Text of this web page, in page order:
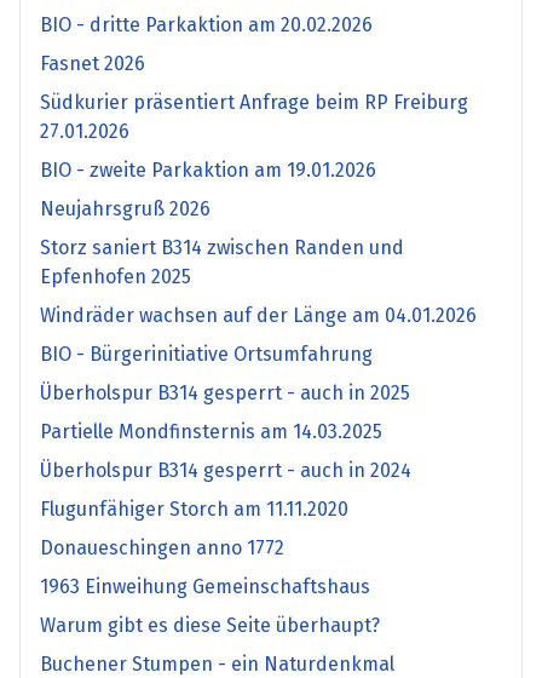
BIO - dritte Parkaktion am 20.02.2026
Fasnet 2026
Südkurier präsentiert Anfrage beim RP Freiburg
27.01.2026
BIO - zweite Parkaktion am 19.01.2026
Neujahrsgruß 2026
Storz saniert B314 zwischen Randen und
Epfenhofen 2025
Windräder wachsen auf der Länge am 04.01.2026
BIO - Bürgerinitiative Ortsumfahrung
Überholspur B314 gesperrt - auch in 2025
Partielle Mondfinsternis am 14.03.2025
Überholspur B314 gesperrt - auch in 2024
Flugunfähiger Storch am 11.11.2020
Donaueschingen anno 1772
1963 Einweihung Gemeinschaftshaus
Warum gibt es diese Seite überhaupt?
Buchener Stumpen - ein Naturdenkmal